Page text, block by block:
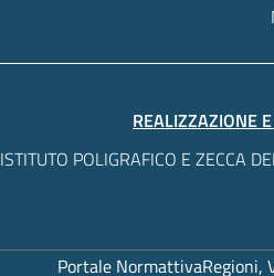
REALIZZAZIONE
ISTITUTO POLIGRAFICO E ZECCA
Portale NormattivaRegioni,